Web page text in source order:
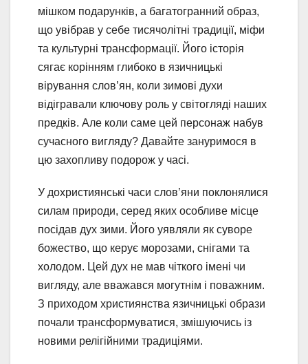
мішком подарунків, а багатогранний образ,
що увібрав у себе тисячолітні традиції, міфи
та культурні трансформації. Його історія
сягає корінням глибоко в язичницькі
вірування слов’ян, коли зимові духи
відігравали ключову роль у світогляді наших
предків. Але коли саме цей персонаж набув
сучасного вигляду? Давайте зануримося в
цю захопливу подорож у часі.
У дохристиянські часи слов’яни поклонялися
силам природи, серед яких особливе місце
посідав дух зими. Його уявляли як суворе
божество, що керує морозами, снігами та
холодом. Цей дух не мав чіткого імені чи
вигляду, але вважався могутнім і поважним.
З приходом християнства язичницькі образи
почали трансформуватися, змішуючись із
новими релігійними традиціями.